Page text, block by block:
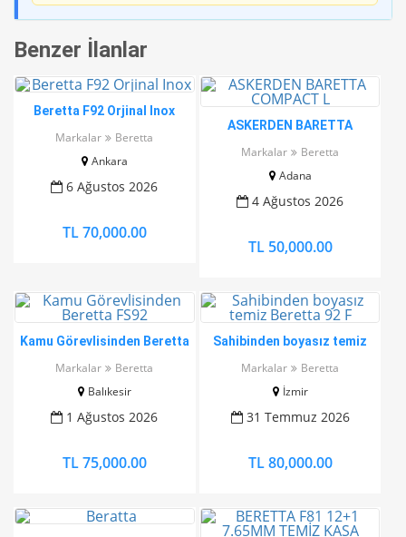
Benzer İlanlar
Beretta F92 Orjinal Inox
Markalar
Beretta
Ankara
6 Ağustos 2026
TL 70,000.00
ASKERDEN BARETTA
Markalar
Beretta
Adana
4 Ağustos 2026
TL 50,000.00
Kamu Görevlisinden Beretta
Markalar
Beretta
Balıkesir
1 Ağustos 2026
TL 75,000.00
Sahibinden boyasız temiz
Markalar
Beretta
İzmir
31 Temmuz 2026
TL 80,000.00